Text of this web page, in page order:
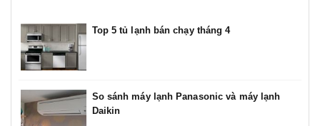
Top 5 tủ lạnh bán chạy tháng 4
So sánh máy lạnh Panasonic và máy lạnh
Daikin